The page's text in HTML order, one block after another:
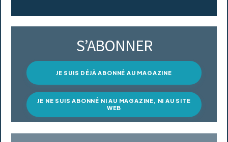
S’ABONNER
JE SUIS DÉJÀ ABONNÉ AU MAGAZINE
JE NE SUIS ABONNÉ NI AU MAGAZINE, NI AU SITE
WEB